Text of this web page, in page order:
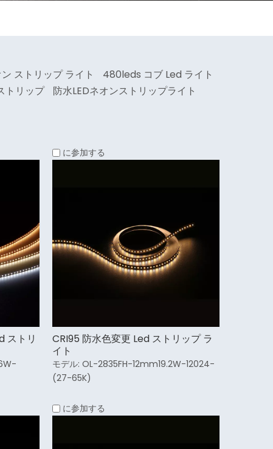
ストリップ ライト
480leds コブ Led ライト
トリップ 防水LEDネオンストリップライト
ストリ
に参加する
CRI95 防水色変更 Led ストリップ ラ
イト
モデル: OL-2835FH-12mm19.2W-12024-
(27-65K)
に参加する